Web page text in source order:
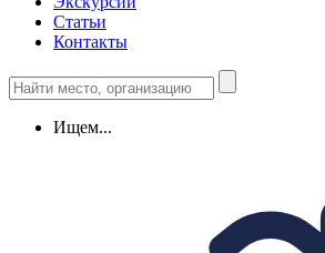
Статьи
Контакты
Ищем...